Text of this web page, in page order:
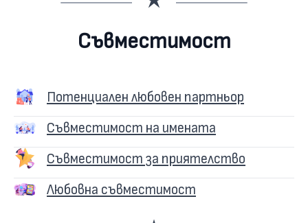
Съвместимост
Потенциален любовен партньор
Съвместимост на имената
Съвместимост за приятелство
Любовна съвместимост